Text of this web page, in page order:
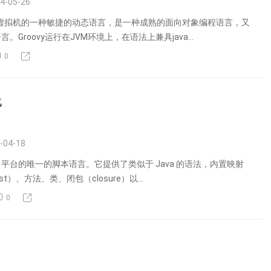
拟机的一种敏捷的动态语言，是一种成熟的面向对象编程语言，又
。Groovy运行在JVM环境上，在语法上兼具java...
0
18
台的唯一的脚本语言。它提供了类似于 Java 的语法，内置映射
）、方法、类、闭包（closure）以...
0